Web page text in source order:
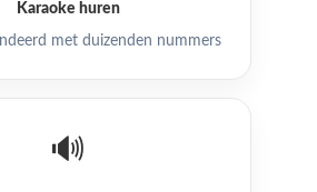
Karaoke huren
met duizenden nummers
🔊